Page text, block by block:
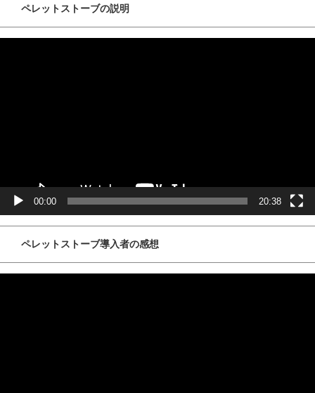
ペレットストーブの説明
動
00:00 20:38
ペレットストーブ導入者の感想
動